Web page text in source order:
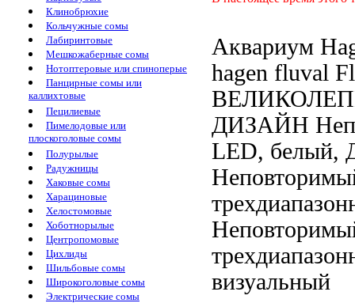
Клинобрюхие
Кольчужные сомы
Лабиринтовые
Мешкожаберные сомы
Нотоптеровые или спиноперые
Панцирные сомы или
каллихтовые
Пецилиевые
Пимелодовые или
плоскоголовые сомы
Полурылые
Радужницы
Хаковые сомы
Харациновые
Хелостомовые
Хоботнорылые
Центропомовые
Цихлиды
Шильбовые сомы
Широкоголовые сомы
Электрические сомы
Аквариум
hagen fluval
ДИЗАЙН
LED, белый,
визуальный